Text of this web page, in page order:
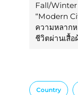
Fall/Winter
“Modern
ความหลาก
ชีวิตผ่านเสื้
Country